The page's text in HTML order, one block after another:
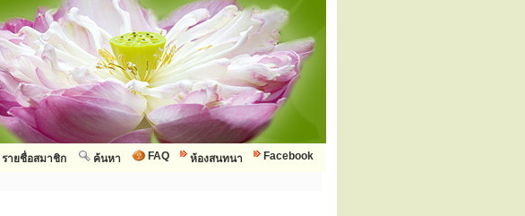
Facebook
ห้องสนทนา
FAQ
ค้นหา
รายชื่อสมาชิก